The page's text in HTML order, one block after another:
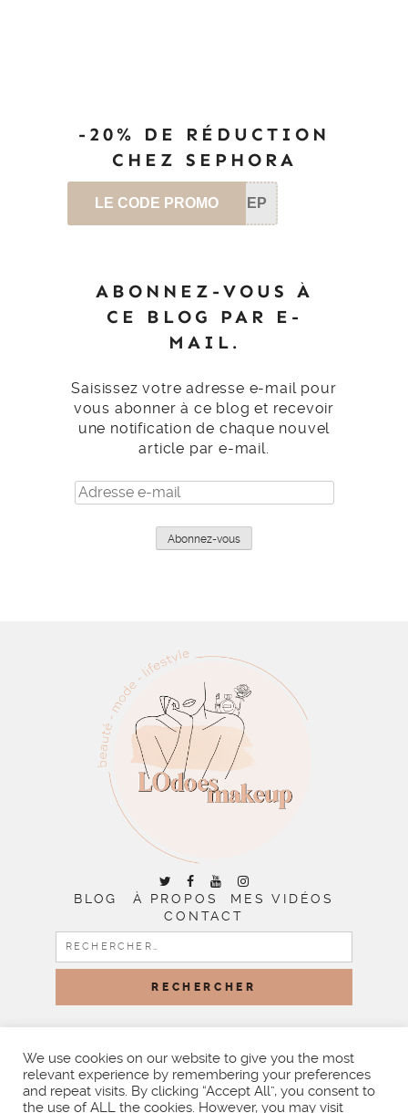
-20% DE RÉDUCTION
CHEZ SEPHORA
LE CODE PROMO SEP
ABONNEZ-VOUS À
CE BLOG PAR E-
MAIL.
Saisissez votre adresse e-mail pour
vous abonner à ce blog et recevoir
une notification de chaque nouvel
article par e-mail.
Adresse
e-
Abonnez-vous
BLOG À PROPOS
MES VIDÉOS
CONTACT
RECHERCHER :
BY LITTLE THEME SHOP
We use cookies on our website to give you the most
relevant experience by remembering your preferences
and repeat visits. By clicking “Accept All”, you consent to
the use of ALL the cookies. However, you may visit